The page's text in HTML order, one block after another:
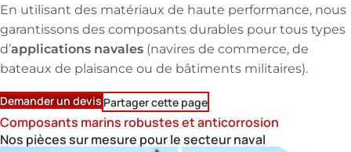
En utilisant des matériaux de haute performance, nous
garantissons des composants durables pour tous types
d’applications navales (navires de commerce, de
bateaux de plaisance ou de bâtiments militaires).
Demander un devisPartager cette page
Nos pièces sur mesure pour le secteur naval
Composants marins robustes et anticorrosion